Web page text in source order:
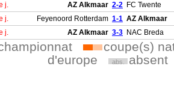
j. AZ Alkmaar 2-2 FC Twente
j. Feyenoord Rotterdam 1-1 AZ Alkmaar
j. AZ Alkmaar 3-3 NAC Breda
coupe(s)
d'europe
abs. absent